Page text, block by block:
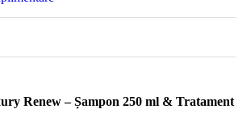
Renew – Șampon 250 ml & Tratament